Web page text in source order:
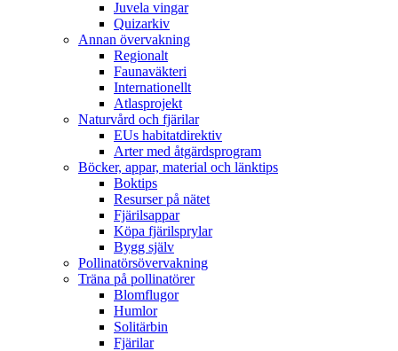
Juvela vingar
Quizarkiv
Annan övervakning
Regionalt
Faunaväkteri
Internationellt
Atlasprojekt
Naturvård och fjärilar
EUs habitatdirektiv
Arter med åtgärdsprogram
Böcker, appar, material och länktips
Boktips
Resurser på nätet
Fjärilsappar
Köpa fjärilsprylar
Bygg själv
Pollinatörsövervakning
Träna på pollinatörer
Blomflugor
Humlor
Solitärbin
Fjärilar